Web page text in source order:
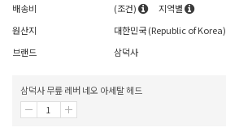
배송비
(조건)
지역별
원산지
대한민국 (Republic of Korea)
브랜드
삼덕사
삼덕사 무릎 레버 네오 아세탈 헤드